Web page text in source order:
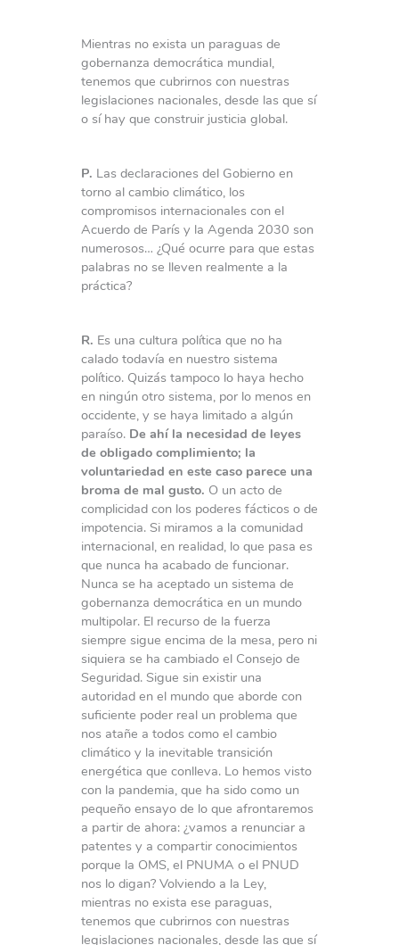
Mientras no exista un paraguas de
gobernanza democrática mundial,
tenemos que cubrirnos con nuestras
legislaciones nacionales, desde las que sí
o sí hay que construir justicia global.
P. Las declaraciones del Gobierno en
torno al cambio climático, los
compromisos internacionales con el
Acuerdo de París y la Agenda 2030 son
numerosos… ¿Qué ocurre para que estas
palabras no se lleven realmente a la
práctica?
R. Es una cultura política que no ha
calado todavía en nuestro sistema
político. Quizás tampoco lo haya hecho
en ningún otro sistema, por lo menos en
occidente, y se haya limitado a algún
paraíso. De ahí la necesidad de leyes
de obligado complimiento; la
voluntariedad en este caso parece una
broma de mal gusto. O un acto de
complicidad con los poderes fácticos o de
impotencia. Si miramos a la comunidad
internacional, en realidad, lo que pasa es
que nunca ha acabado de funcionar.
Nunca se ha aceptado un sistema de
gobernanza democrática en un mundo
multipolar. El recurso de la fuerza
siempre sigue encima de la mesa, pero ni
siquiera se ha cambiado el Consejo de
Seguridad. Sigue sin existir una
autoridad en el mundo que aborde con
suficiente poder real un problema que
nos atañe a todos como el cambio
climático y la inevitable transición
energética que conlleva. Lo hemos visto
con la pandemia, que ha sido como un
pequeño ensayo de lo que afrontaremos
a partir de ahora: ¿vamos a renunciar a
patentes y a compartir conocimientos
porque la OMS, el PNUMA o el PNUD
nos lo digan? Volviendo a la Ley,
mientras no exista ese paraguas,
tenemos que cubrirnos con nuestras
legislaciones nacionales, desde las que sí